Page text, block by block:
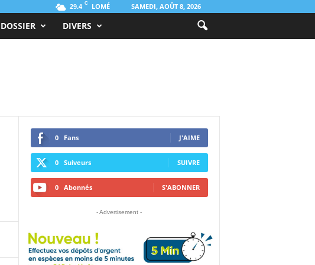
29.4 C LOMÉ SAMEDI, AOÛT 8, 2026
DOSSIER DIVERS
0 Fans J'AIME
0 Suiveurs SUIVRE
0 Abonnés S'ABONNER
- Advertisement -